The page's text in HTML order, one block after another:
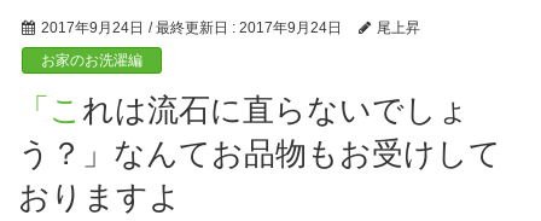
2017年9月24日 / 最終更新日 : 2017年9月24日
尾上昇
お家のお洗濯編
「これは流石に直らないでしょ
う？」なんてお品物もお受けして
おりますよ